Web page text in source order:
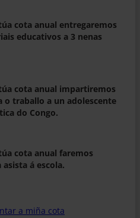
cota anual entregaremos
educativos a 3 nenas
cota anual impartiremos
o traballo a un adolescente
do Congo.
cota anual faremos
á escola.
a miña cota